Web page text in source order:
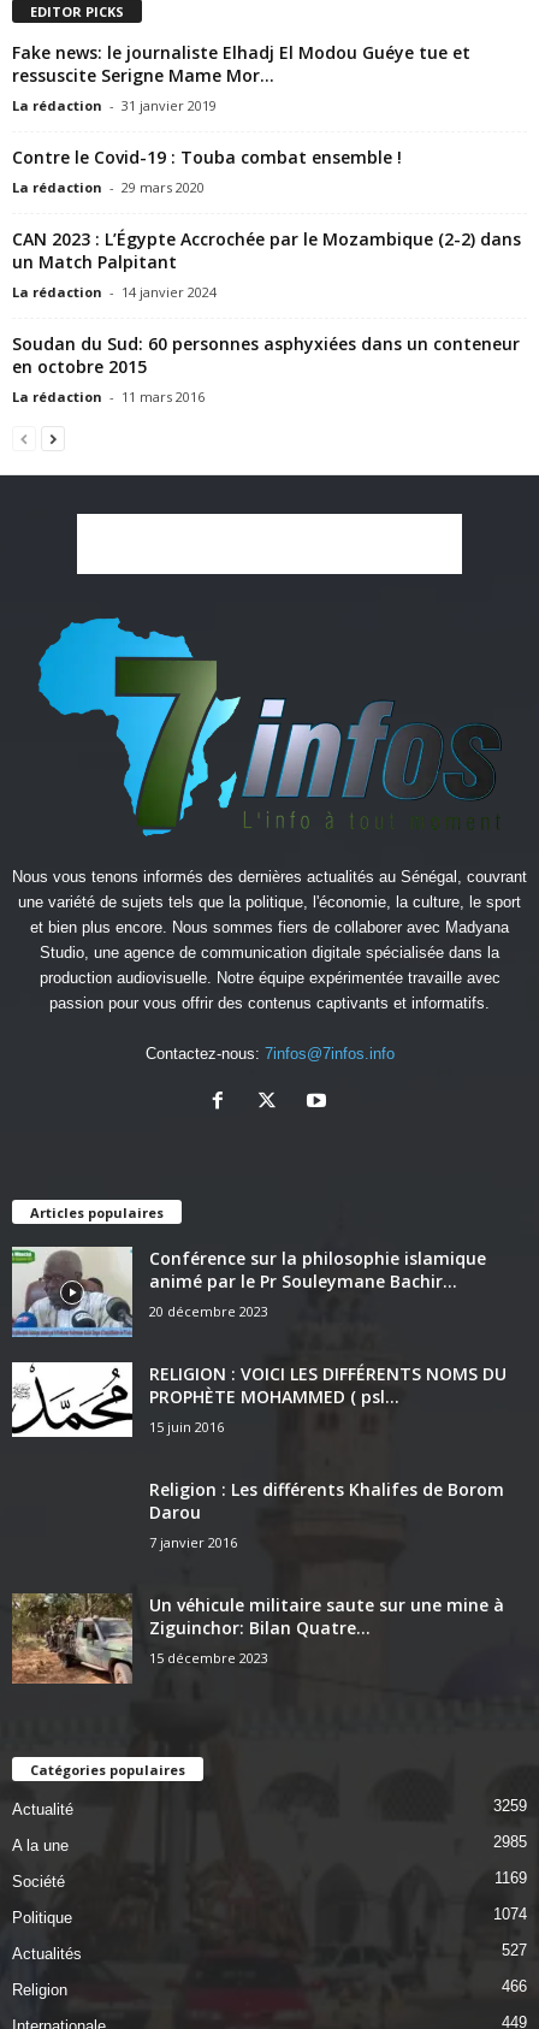
EDITOR PICKS
Fake news: le journaliste Elhadj El Modou Guéye tue et
ressuscite Serigne Mame Mor...
La rédaction - 31 janvier 2019
Contre le Covid-19 : Touba combat ensemble !
La rédaction - 29 mars 2020
CAN 2023 : L’Égypte Accrochée par le Mozambique (2-2) dans
un Match Palpitant
La rédaction - 14 janvier 2024
Soudan du Sud: 60 personnes asphyxiées dans un conteneur
en octobre 2015
La rédaction - 11 mars 2016
Nous vous tenons informés des dernières actualités au Sénégal, couvrant
une variété de sujets tels que la politique, l'économie, la culture, le sport
et bien plus encore. Nous sommes fiers de collaborer avec Madyana
Studio , une agence de communication digitale spécialisée dans la
production audiovisuelle. Notre équipe expérimentée travaille avec
passion pour vous offrir des contenus captivants et informatifs.
Contactez-nous: 7infos@7infos.info
Articles populaires
Conférence sur la philosophie islamique
animé par le Pr Souleymane Bachir...
20 décembre 2023
RELIGION : VOICI LES DIFFÉRENTS NOMS DU
PROPHÈTE MOHAMMED ( psl...
15 juin 2016
Religion : Les différents Khalifes de Borom
Darou
7 janvier 2016
Un véhicule militaire saute sur une mine à
Ziguinchor: Bilan Quatre...
15 décembre 2023
Catégories populaires
Actualité 3259
A la une 2985
Société 1169
Politique 1074
Actualités 527
Religion 466
449